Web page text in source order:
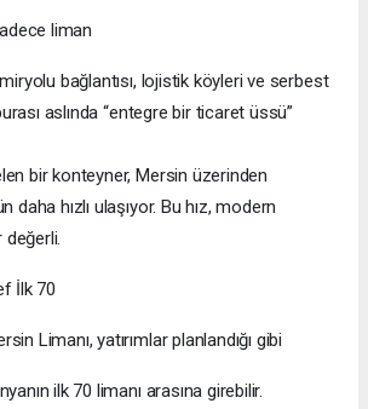
liman
bağlantısı, lojistik köyleri ve serbest
aslında “entegre bir ticaret üssü”
bir konteyner, Mersin üzerinden
daha hızlı ulaşıyor. Bu hız, modern
değerli.
İlk 70
Limanı, yatırımlar planlandığı gibi
ilk 70 limanı arasına girebilir.